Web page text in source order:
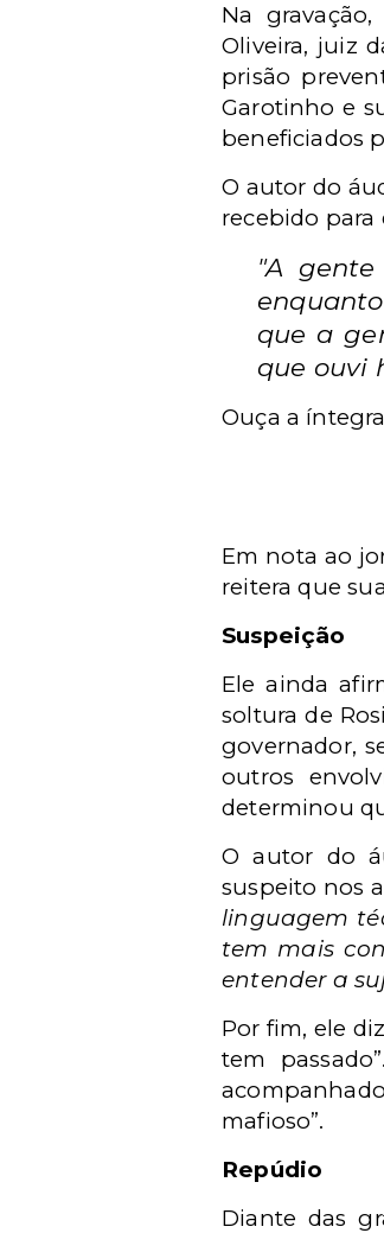
Na
Oliveira, juiz
prisão
Garotinho e
beneficiados
O autor do
recebido
"A
que a
que ouvi
Ouça a
Em nota ao
reitera que
Suspeição
Ele ainda
soltura de
governador,
outros
determinou
O autor do
suspeito nos
linguagem
tem mais
entender a
Por fim, ele
tem
mafioso”.
Repúdio
Diante das